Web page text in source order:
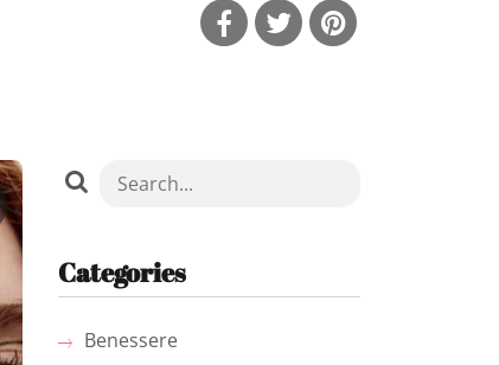
Categories
Benessere